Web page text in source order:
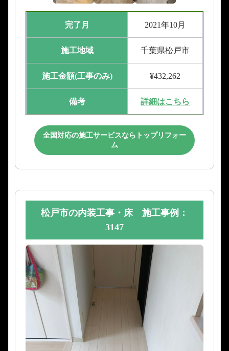
完了月 2021年10月
施工地域 千葉県松戸市
施工金額(工事のみ) ¥432,262
備考 詳細はこちら
全国対応の施工サービスならトップリフォー
ム
松戸市の内装工事・床 施工事例：
3147